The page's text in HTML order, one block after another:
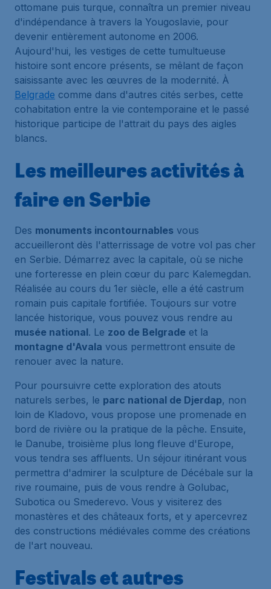
ottomane puis turque, connaîtra un premier niveau
d'indépendance à travers la Yougoslavie, pour
devenir entièrement autonome en 2006.
Aujourd'hui, les vestiges de cette tumultueuse
histoire sont encore présents, se mêlant de façon
saisissante avec les œuvres de la modernité. À
Belgrade comme dans d'autres cités serbes, cette
cohabitation entre la vie contemporaine et le passé
historique participe de l'attrait du pays des aigles
blancs.
Les meilleures activités à
faire en Serbie
Des monuments incontournables vous
accueilleront dès l'atterrissage de votre vol pas cher
en Serbie. Démarrez avec la capitale, où se niche
une forteresse en plein cœur du parc Kalemegdan.
Réalisée au cours du 1er siècle, elle a été castrum
romain puis capitale fortifiée. Toujours sur votre
lancée historique, vous pouvez vous rendre au
musée national. Le zoo de Belgrade et la
montagne d'Avala vous permettront ensuite de
renouer avec la nature.
Pour poursuivre cette exploration des atouts
naturels serbes, le parc national de Djerdap, non
loin de Kladovo, vous propose une promenade en
bord de rivière ou la pratique de la pêche. Ensuite,
le Danube, troisième plus long fleuve d'Europe,
vous tendra ses affluents. Un séjour itinérant vous
permettra d'admirer la sculpture de Décébale sur la
rive roumaine, puis de vous rendre à Golubac,
Subotica ou Smederevo. Vous y visiterez des
monastères et des châteaux forts, et y apercevrez
des constructions médiévales comme des créations
de l'art nouveau.
Festivals et autres